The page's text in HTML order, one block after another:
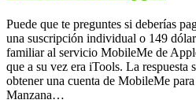
Puede que te preguntes si deberías
una suscripción individual o 149
familiar al servicio MobileMe de
que a su vez era iTools. La respuesta
obtener una cuenta de MobileMe
Manzana…